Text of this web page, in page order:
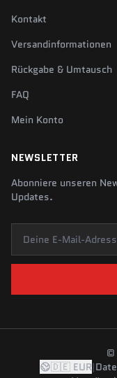
Kontakt
Versandinformationen
Rückgabe & Umtausch
FAQ
Mein Konto
NEWSLETTER
Abonniere unseren
Updates.
Deine E-Mail-
©
🇩🇪 EUR|